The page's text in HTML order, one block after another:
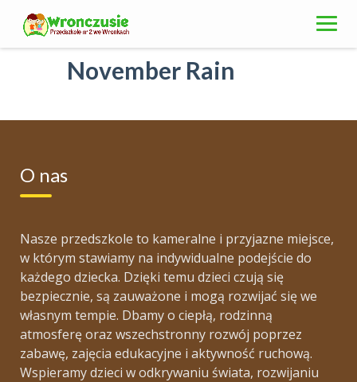
content
November Rain
O nas
Nasze przedszkole to kameralne i przyjazne miejsce,
w którym stawiamy na indywidualne podejście do
każdego dziecka. Dzięki temu dzieci czują się
bezpiecznie, są zauważone i mogą rozwijać się we
własnym tempie. Dbamy o ciepłą, rodzinną
atmosferę oraz wszechstronny rozwój poprzez
zabawę, zajęcia edukacyjne i aktywność ruchową.
Wspieramy dzieci w odkrywaniu świata, rozwijaniu